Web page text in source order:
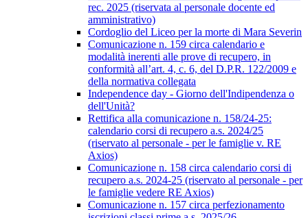
rec. 2025 (riservata al personale docente ed
amministrativo)
Cordoglio del Liceo per la morte di Mara Severin
Comunicazione n. 159 circa calendario e
modalità inerenti alle prove di recupero, in
conformità all’art. 4, c. 6, del D.P.R. 122/2009 e
della normativa collegata
Independence day - Giorno dell'Indipendenza o
dell'Unità?
Rettifica alla comunicazione n. 158/24-25:
calendario corsi di recupero a.s. 2024/25
(riservato al personale - per le famiglie v. RE
Axios)
Comunicazione n. 158 circa calendario corsi di
recupero a.s. 2024-25 (riservato al personale - per
le famiglie vedere RE Axios)
Comunicazione n. 157 circa perfezionamento